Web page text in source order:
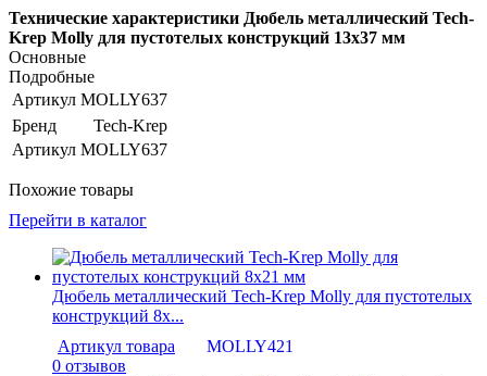
Технические характеристики Дюбель металлический Tech-
Krep Molly для пустотелых конструкций 13х37 мм
Основные
Подробные
Артикул MOLLY637
Бренд
Tech-Krep
Артикул MOLLY637
Похожие товары
Перейти в каталог
Дюбель металлический Tech-Krep Molly для пустотелых
конструкций 8х...
Артикул товара
MOLLY421
0 отзывов